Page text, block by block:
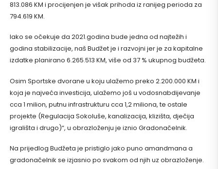
813.086 KM i procijenjen je višak prihoda iz ranijeg perioda za
794.619 KM.
Iako se očekuje da 2021.godina bude jedna od najtežih i
godina stabilizacije, naš Budžet je i razvojni jer je za kapitalne
izdatke planirano 6.265.513 KM, više od 37 % ukupnog budžeta.
Osim Sportske dvorane u koju ulažemo preko 2.200.000 KM i
koja je najveća investicija, ulažemo još u vodosnabdijevanje
cca 1 milion, putnu infrastrukturu cca 1,2 miliona, te ostale
projekte (Regulacija Sokoluše, kanalizacija, klizišta, dječija
igrališta i drugo)“, u obrazloženju je iznio Gradonačelnik.
Na prijedlog Budžeta je pristiglo jako puno amandmana a
gradonačelnik se izjasnio po svakom od njih uz obrazloženje.